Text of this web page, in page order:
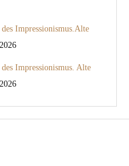
Impressionismus.Alte
Impressionismus. Alte